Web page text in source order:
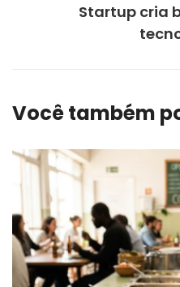
Startup cria
Você também